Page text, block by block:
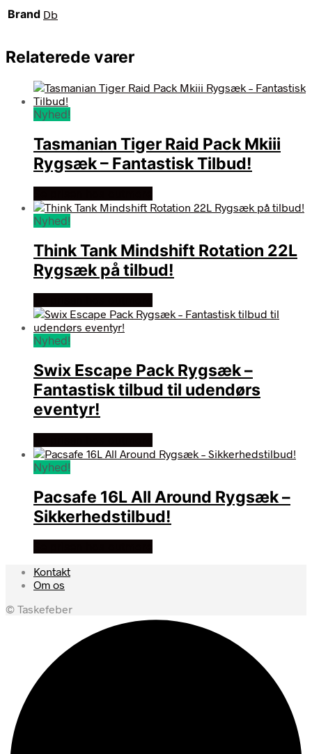
Brand Db
Relaterede varer
Nyhed!
Tasmanian Tiger Raid Pack Mkiii
Rygsæk – Fantastisk Tilbud!
Nyhed!
Think Tank Mindshift Rotation 22L
Rygsæk på tilbud!
Nyhed!
Swix Escape Pack Rygsæk –
Fantastisk tilbud til udendørs
eventyr!
Nyhed!
Pacsafe 16L All Around Rygsæk –
Sikkerhedstilbud!
Kontakt
Om os
© Taskefeber